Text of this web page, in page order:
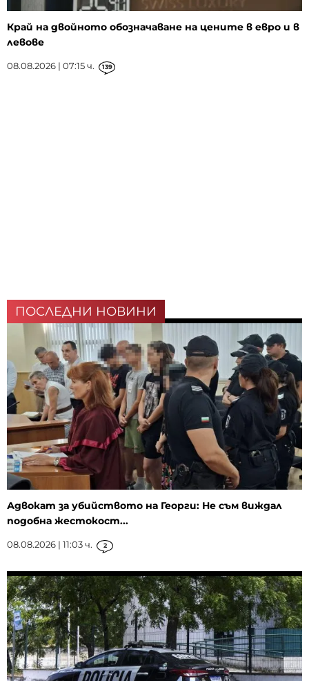
Край на двойното обозначаване на цените в евро и в
левове
08.08.2026 | 07:15 ч. 139
ПОСЛЕДНИ НОВИНИ
Адвокат за убийството на Георги: Не съм виждал
подобна жестокост...
08.08.2026 | 11:03 ч. 2